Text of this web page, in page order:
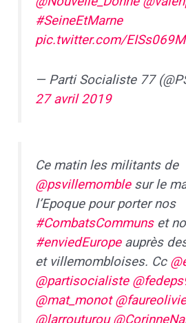
#SeineEtMarne
pic.twitter.com/
— Parti Socialiste 77
27 avril 2019
Ce matin les militants de
@psvillemomblesur le
l’Epoque pour porter nos
#CombatsCommunset
#enviedEuropeauprès
et villemombloises. Cc
@partisocialiste
@mat_monot
@larrouturou